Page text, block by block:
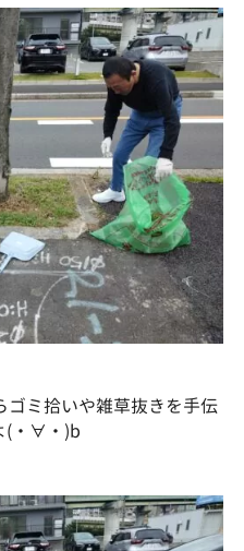
ゴミ拾いや雑草抜きを手伝
(⁠・⁠∀⁠・⁠)b